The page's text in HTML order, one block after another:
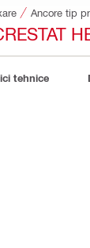
Ancore tip
tehnice